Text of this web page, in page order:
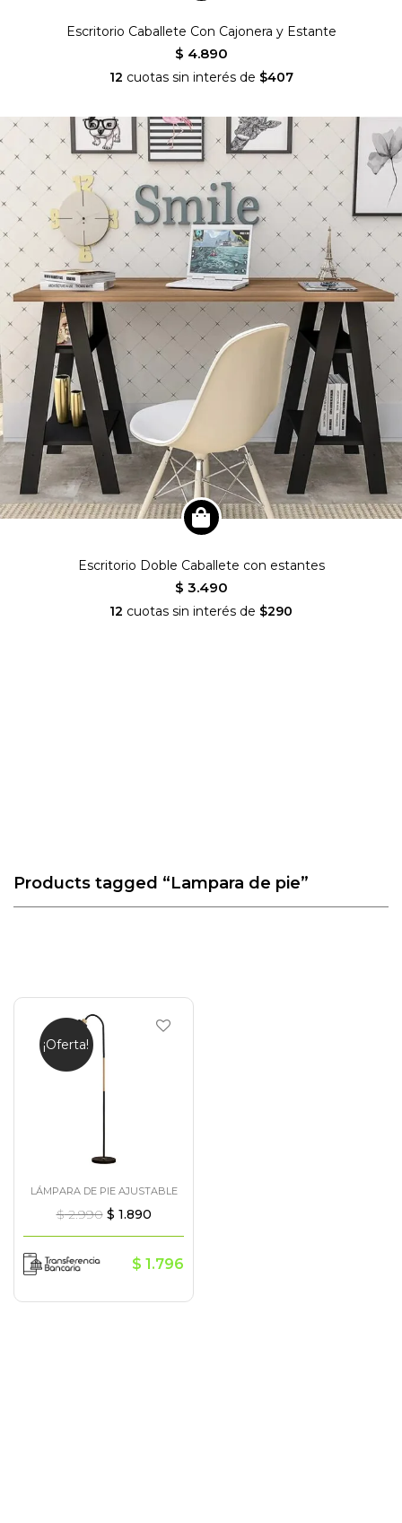
Escritorio Caballete Con Cajonera y Estante
$ 4.890
12 cuotas sin interés de $407
Escritorio Doble Caballete con estantes
$ 3.490
12 cuotas sin interés de $290
Products tagged “Lampara de pie”
¡Oferta!
LÁMPARA DE PIE AJUSTABLE
$2.990 $ 1.890
$ 1.796